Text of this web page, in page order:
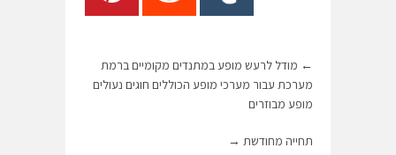
← מודל לרעש מופע במתנדים מקומיים ברמת
מערכת עבור מערכי מופע הכוללים חוגים נעולים
מופע מבוזרים
תחייה מחודשת →